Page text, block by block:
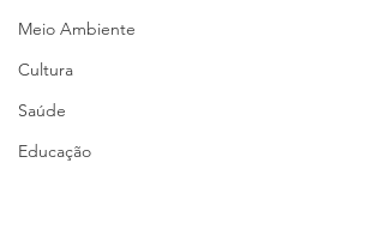
Meio Ambiente
Cultura
Saúde
Educação